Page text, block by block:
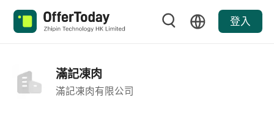
登入
滿記凍肉
滿記凍肉有限公司